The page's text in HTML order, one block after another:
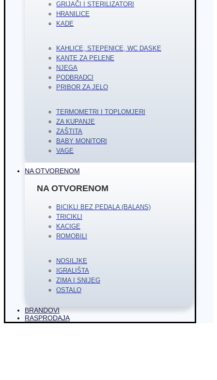
GRIJAČI I STERILIZATORI
HRANILICE
KADE
KAHLICE, STEPENICE, WC DASKE
KANTE ZA PELENE
NJEGA
PODBRADCI
PRIBOR ZA JELO
TERMOMETRI I TOPLOMJERI
ZA KUPANJE
ZAŠTITA
BABY MONITORI
VAGE
NA OTVORENOM
NA OTVORENOM
BICIKLI BEZ PEDALA (BALANS)
TRICIKLI
KACIGE
ROMOBILI
NOSILJKE
IGRALIŠTA
ZIMA I SNIJEG
OSTALO
BRANDOVI
RASPRODAJA